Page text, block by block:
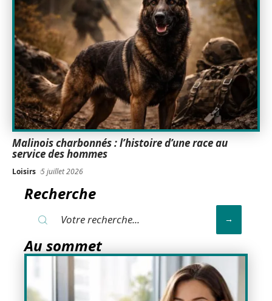
Malinois charbonnés : l’histoire d’une race au
service des hommes
Loisirs 5 juillet 2026
Recherche
Au sommet